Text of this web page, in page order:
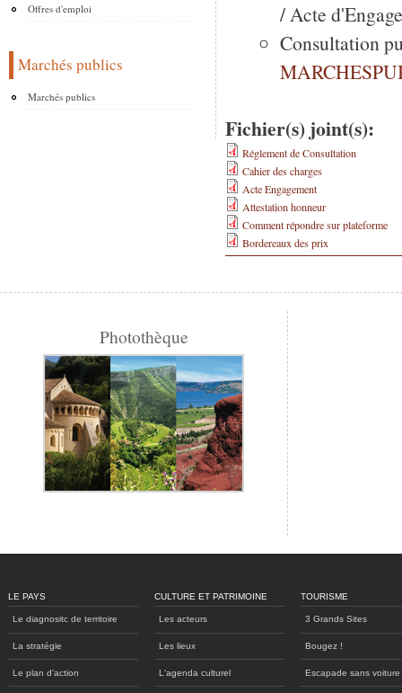
Offres d'emploi
Marchés publics
Marchés publics
/ Acte
Consultation
Fichier(s) joint(s):
Réglement de Consultation
Cahier des charges
Acte Engagement
Attestation honneur
Comment répondre sur plateforme
Bordereaux des prix
Photothèque
LE PAYS
Le diagnositc de territoire
La stratégie
Le plan d'action
CULTURE ET PATRIMOINE
Les acteurs
Les lieux
L'agenda culturel
TOURISME
3 Grands Sites
Bougez !
Escapade sans voiture